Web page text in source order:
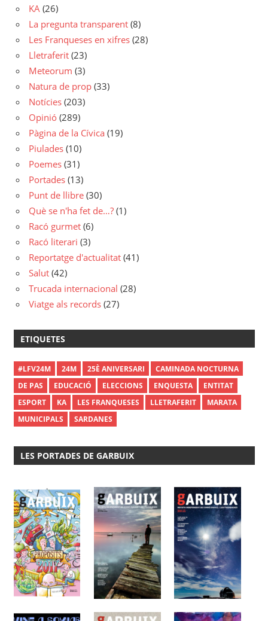
KA (26)
La pregunta transparent (8)
Les Franqueses en xifres (28)
Lletraferit (23)
Meteorum (3)
Natura de prop (33)
Notícies (203)
Opinió (289)
Pàgina de la Cívica (19)
Piulades (10)
Poemes (31)
Portades (13)
Punt de llibre (30)
Què se n'ha fet de…? (1)
Racó gurmet (6)
Racó literari (3)
Reportatge d'actualitat (41)
Salut (42)
Trucada internacional (28)
Viatge als records (27)
ETIQUETES
#LFV24M 24M 25È ANIVERSARI
CAMINADA NOCTURNA
DE PAS
EDUCACIÓ ELECCIONS ENQUESTA
ENTITAT
ESPORT
KA LES FRANQUESES LLETRAFERIT
MARATA
MUNICIPALS
SARDANES
LES PORTADES DE GARBUIX